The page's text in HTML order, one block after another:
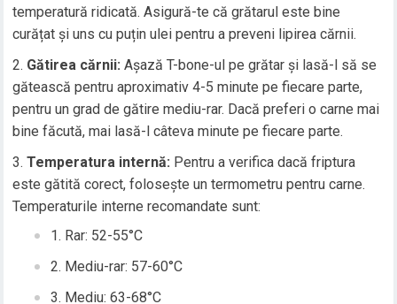
temperatură ridicată. Asigură-te că grătarul este bine
curățat și uns cu puțin ulei pentru a preveni lipirea cărnii.
Gătirea cărnii: Așază T-bone-ul pe grătar și lasă-l să se
gătească pentru aproximativ 4-5 minute pe fiecare parte,
pentru un grad de gătire mediu-rar. Dacă preferi o carne mai
bine făcută, mai lasă-l câteva minute pe fiecare parte.
Temperatura internă: Pentru a verifica dacă friptura
este gătită corect, folosește un termometru pentru carne.
Temperaturile interne recomandate sunt:
Rar: 52-55°C
Mediu-rar: 57-60°C
Mediu: 63-68°C